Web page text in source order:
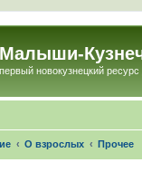
Малыши-
первый новокузнецкий
О взрослых Прочее